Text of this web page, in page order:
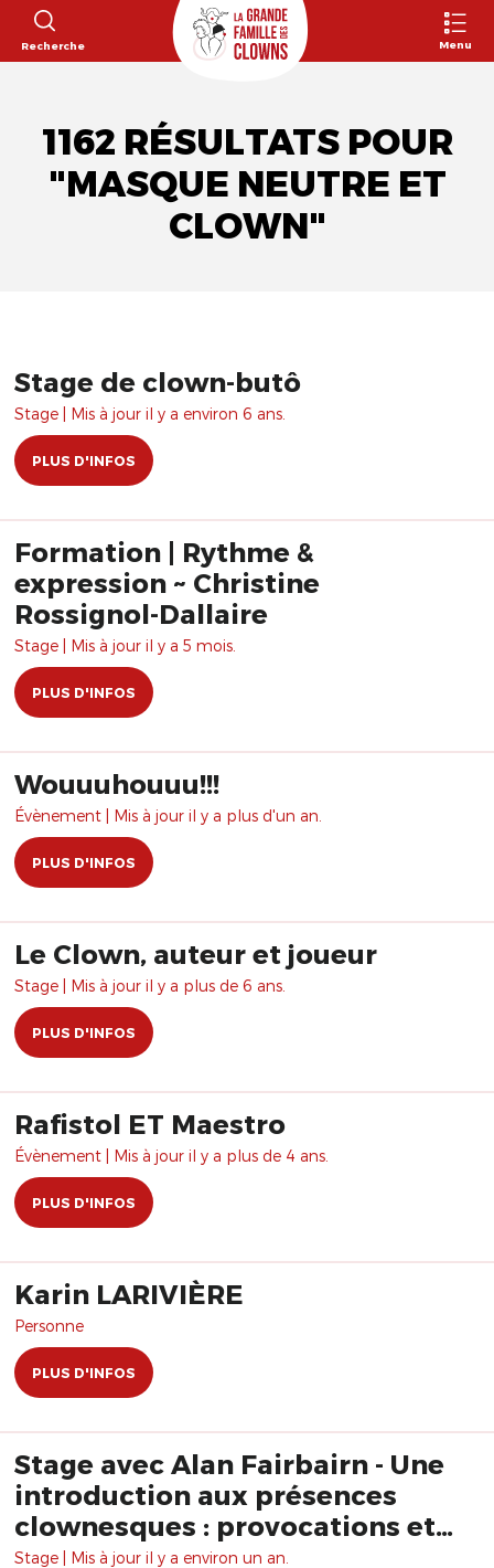
Recherche Menu
1162 RÉSULTATS POUR
"MASQUE NEUTRE ET
CLOWN"
Stage de clown-butô
Stage | Mis à jour il y a environ 6 ans.
PLUS D'INFOS
Formation | Rythme &
expression ~ Christine
Rossignol-Dallaire
Stage | Mis à jour il y a 5 mois.
PLUS D'INFOS
Wouuuhouuu!!!
Évènement | Mis à jour il y a plus d'un an.
PLUS D'INFOS
Le Clown, auteur et joueur
Stage | Mis à jour il y a plus de 6 ans.
PLUS D'INFOS
Rafistol ET Maestro
Évènement | Mis à jour il y a plus de 4 ans.
PLUS D'INFOS
Karin LARIVIÈRE
Personne
PLUS D'INFOS
Stage avec Alan Fairbairn - Une
introduction aux présences
clownesques : provocations et
complicité
Stage | Mis à jour il y a environ un an.